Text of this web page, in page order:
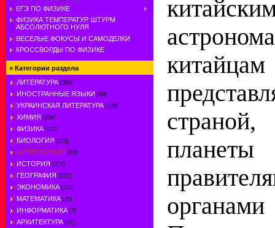
ЕГЭ ПО ФИЗИКЕ
ФИЗИКА ТЕМПЕРАТУР. ШТУРМ
АБСОЛЮТНОГО НУЛЯ
ВЕСЕЛЫЕ ФОКУСЫ И САМОДЕЛКИ
КРОССВОРДЫ ПО ФИЗИКЕ
» Категории раздела
ЛИТЕРАТУРА [306]
ИНОСТРАННЫЕ ЯЗЫКИ [89]
УКРАИНСКАЯ ЛИТЕРАТУРА [128]
ХИМИЯ [109]
ФИЗИКА [137]
БИОЛОГИЯ [119]
АСТРОНОМИЯ [53]
ИСТОРИЯ [377]
ГЕОГРАФИЯ [121]
ЭКОНОМИКА [131]
МАТЕМАТИКА [75]
ИНФОРМАТИКА [7]
АРХИТЕКТУРА [57]